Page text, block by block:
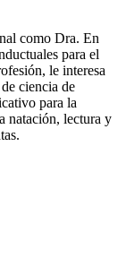
como Dra. En
para el
le interesa
ciencia de
para la
natación, lectura y